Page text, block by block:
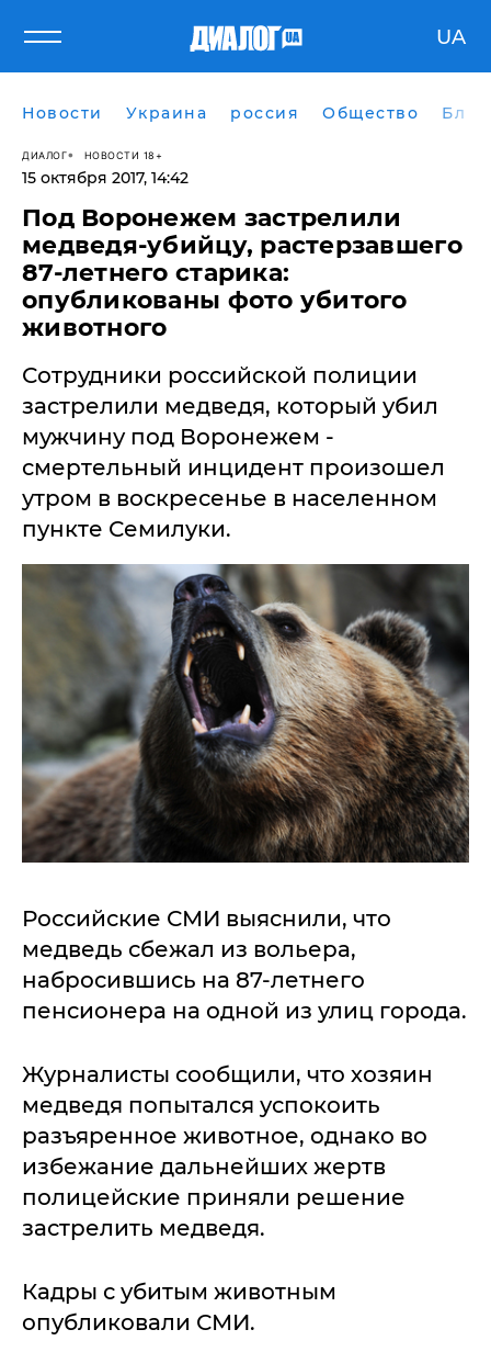
UA
Новости Украина россия Общество
ДИАЛОГ НОВОСТИ 18+
15 октября 2017, 14:42
Под Воронежем застрелили
медведя-убийцу, растерзавшего
87-летнего старика:
опубликованы фото убитого
животного
​Сотрудники российской полиции
застрелили медведя, который убил
мужчину под Воронежем -
смертельный инцидент произошел
утром в воскресенье в населенном
пункте Семилуки.
Российские СМИ выяснили, что
медведь сбежал из вольера,
набросившись на 87-летнего
пенсионера на одной из улиц города.
Журналисты сообщили, что хозяин
медведя попытался успокоить
разъяренное животное, однако во
избежание дальнейших жертв
полицейские приняли решение
застрелить медведя.
Кадры с убитым животным
опубликовали СМИ.